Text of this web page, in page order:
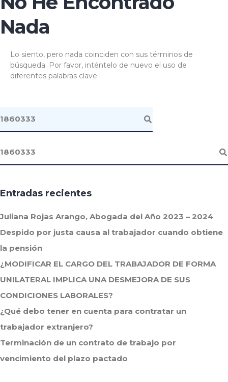
Nada
Lo siento, pero nada coinciden con sus términos de
búsqueda. Por favor, inténtelo de nuevo el uso de
diferentes palabras clave.
Entradas recientes
Juliana Rojas Arango, Abogada del Año 2023 – 2024
Despido por justa causa al trabajador cuando obtiene
la pensión
¿MODIFICAR EL CARGO DEL TRABAJADOR DE FORMA
UNILATERAL IMPLICA UNA DESMEJORA DE SUS
CONDICIONES LABORALES?
¿Qué debo tener en cuenta para contratar un
trabajador extranjero?
Terminación de un contrato de trabajo por
vencimiento del plazo pactado